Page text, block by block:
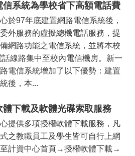
信系統為學校省下高額電話費
於97年底建置網路電信系統後，
外服務的虛擬總機電話服務，提
網路功能之電信系統，並將本校
線路集中至校內電信機房。新一
電信系統增加了以下優勢：建置
後，本...
體下載及軟體光碟索取服務
提供多項授權軟體下載服務，凡
之教職員工及學生皆可自行上網
計資中心首頁→授權軟體下載→